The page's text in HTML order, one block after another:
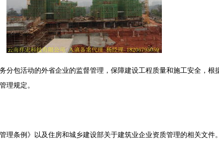
分包活动的外省企业的监督管理，保障建设工程质量和施工安全，
理规定。
理条例》以及住房和城乡建设部关于建筑业企业资质管理的相关文